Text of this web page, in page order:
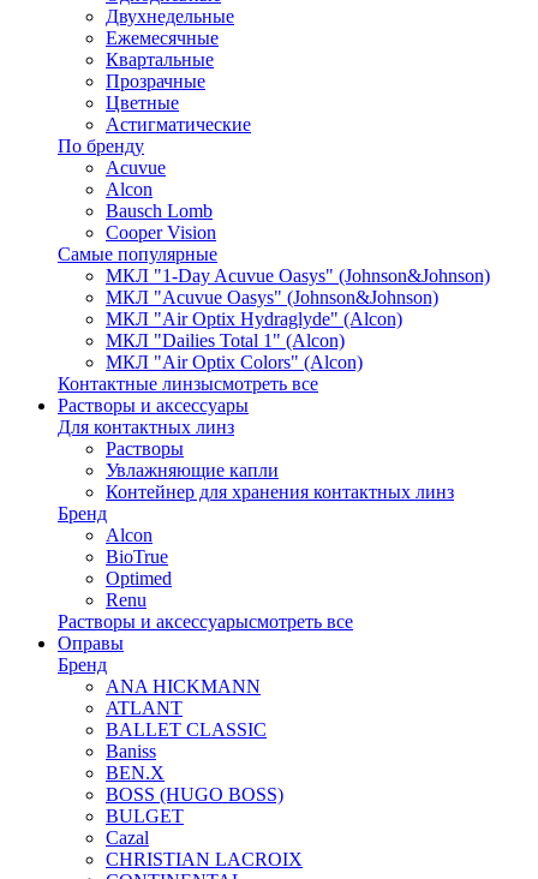
Двухнедельные
Ежемесячные
Квартальные
Прозрачные
Цветные
Астигматические
По бренду
Acuvue
Alcon
Bausch Lomb
Cooper Vision
Самые популярные
МКЛ "1-Day Acuvue Oasys" (Johnson&Johnson)
МКЛ "Acuvue Oasys" (Johnson&Johnson)
МКЛ "Air Optix Hydraglyde" (Alcon)
МКЛ "Dailies Total 1" (Alcon)
МКЛ "Air Optix Colors" (Alcon)
Контактные линзысмотреть все
Растворы и аксессуары
Для контактных линз
Растворы
Увлажняющие капли
Контейнер для хранения контактных линз
Бренд
Alcon
BioTrue
Optimed
Renu
Растворы и аксессуарысмотреть все
Оправы
Бренд
ANA HICKMANN
ATLANT
BALLET CLASSIC
Baniss
BEN.X
BOSS (HUGO BOSS)
BULGET
Cazal
CHRISTIAN LACROIX